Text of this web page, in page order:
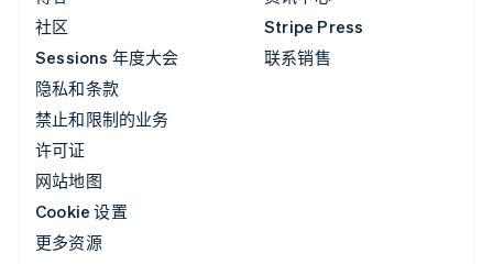
社区
Sessions 年度大会
隐私和条款
禁止和限制的业务
许可证
网站地图
Cookie 设置
更多资源
Stripe Press
联系销售